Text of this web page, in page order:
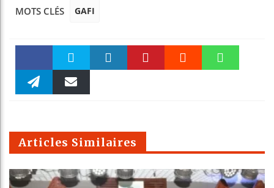
MOTS CLÉS GAFI
Faceboo Twitter
m
Articles Similaires